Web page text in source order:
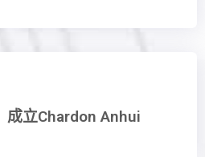
成立Chardon Anhui